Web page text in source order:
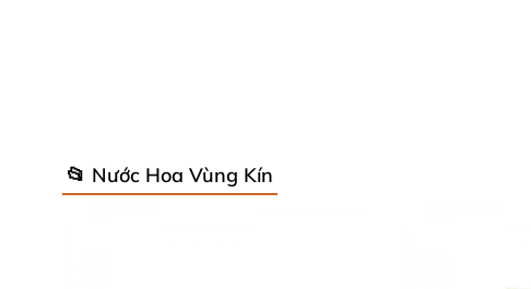
Có thể nhỏ 3–4 giọt vào bồn tắm để tận
Dung tích: 5ml tiện lợi, dễ mang theo mọi lúc
📂 Nước Hoa Vùng Kín